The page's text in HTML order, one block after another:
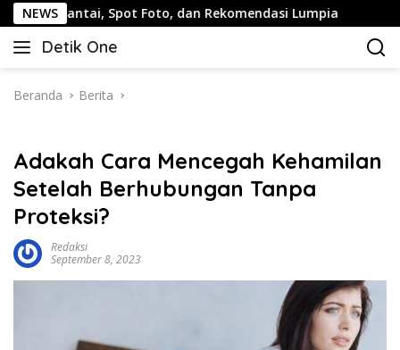
Langsung
ke
konten
NEWS
Spot Foto, dan Rekomendasi Lumpia Panduan
Detik One
Tajam
Fakta
Beranda Berita
Adakah Cara Mencegah Kehamilan
Setelah Berhubungan Tanpa
Proteksi?
Redaksi
September 8, 2023